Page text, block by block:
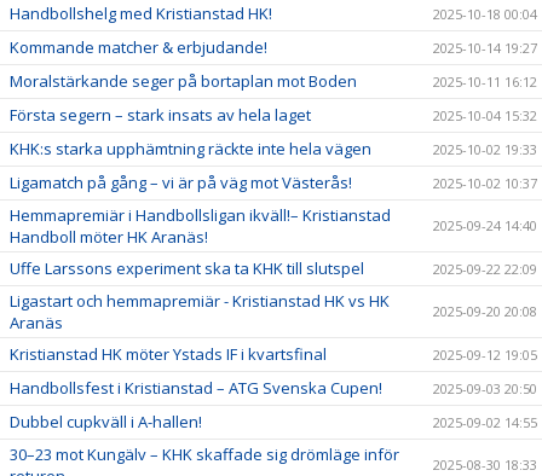
Handbollshelg med Kristianstad HK! 2025-10-18 00:04
Kommande matcher & erbjudande! 2025-10-14 19:27
Moralstärkande seger på bortaplan mot Boden 2025-10-11 16:12
Första segern – stark insats av hela laget 2025-10-04 15:32
KHK:s starka upphämtning räckte inte hela vägen 2025-10-02 19:33
Ligamatch på gång – vi är på väg mot Västerås! 2025-10-02 10:37
Hemmapremiär i Handbollsligan ikväll!– Kristianstad
Handboll möter HK Aranäs!
2025-09-24 14:40
Uffe Larssons experiment ska ta KHK till slutspel 2025-09-22 22:09
Ligastart och hemmapremiär - Kristianstad HK vs HK
Aranäs
2025-09-20 20:08
Kristianstad HK möter Ystads IF i kvartsfinal 2025-09-12 19:05
Handbollsfest i Kristianstad – ATG Svenska Cupen! 2025-09-03 20:50
Dubbel cupkväll i A-hallen! 2025-09-02 14:55
30–23 mot Kungälv – KHK skaffade sig drömläge inför
2025-08-30 18:33